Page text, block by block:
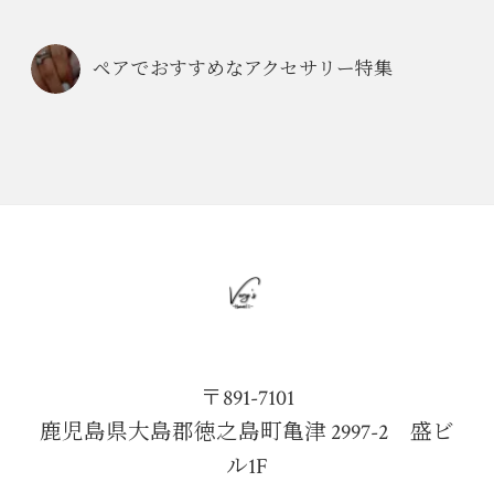
ペアでおすすめなアクセサリー特集
〒891-7101
鹿児島県大島郡徳之島町亀津 2997-2 盛ビ
ル1F